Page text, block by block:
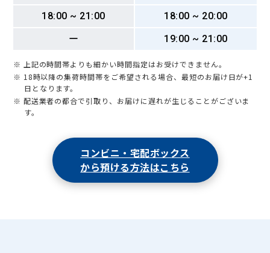
18:00 ~ 21:00
18:00 ~ 20:00
ー
19:00 ~ 21:00
※ 上記の時間帯よりも細かい時間指定はお受けできません。
※ 18時以降の集荷時間帯をご希望される場合、最短のお届け日が+1
日となります。
※ 配送業者の都合で引取り、お届けに遅れが生じることがございま
す。
コンビニ・宅配ボックス
から預ける方法はこちら